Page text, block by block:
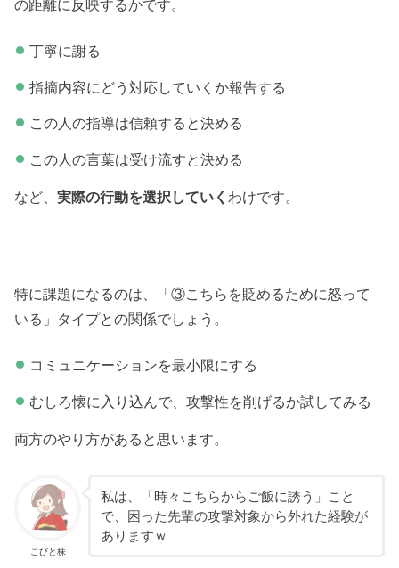
の距離に反映するかです。
丁寧に謝る
指摘内容にどう対応していくか報告する
この人の指導は信頼すると決める
この人の言葉は受け流すと決める
など、実際の行動を選択していく わけです。
特に課題になるのは、「③こちらを貶めるために怒って
いる」タイプとの関係でしょう。
コミュニケーションを最小限にする
むしろ懐に入り込んで、攻撃性を削げるか試してみる
両方のやり方があると思います。
こびと株
私は、「時々こちらからご飯に誘う」こと
で、困った先輩の攻撃対象から外れた経験が
ありますｗ